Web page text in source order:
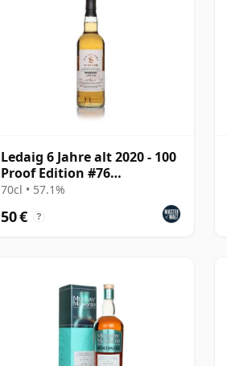
Ledaig 6 Jahre alt 2020 - 100
Proof Edition #76
(Signatory)
70cl • 57.1%
50 € ?